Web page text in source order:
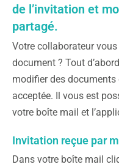
de l’invitation et
partagé.
Votre collaborateur
document ? Tout
modifier des
acceptée. Il vous est
votre boîte mail et
Invitation reçue par
Dans votre boîte mail